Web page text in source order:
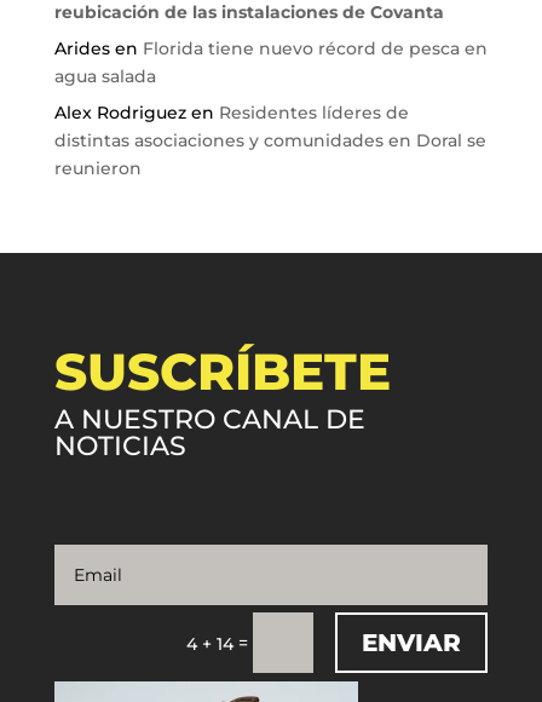
reubicación de las instalaciones de Covanta
Aridesen Florida tiene nuevo récord de pesca en
agua salada
Alex Rodriguezen Residentes líderes de
distintas asociaciones y comunidades en Doral se
reunieron
SUSCRÍBETE
A NUESTRO CANAL DE
NOTICIAS
4 + 14= ENVIAR